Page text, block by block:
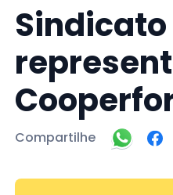
Compartilhe